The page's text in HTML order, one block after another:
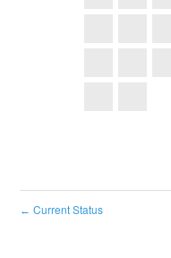
← Current Status